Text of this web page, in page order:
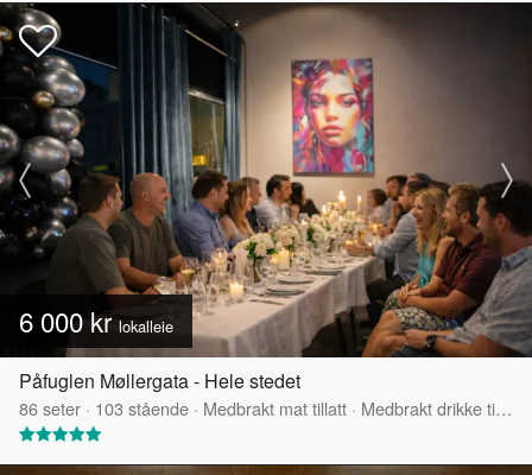
6 000 kr lokalleie
Påfuglen Møllergata - Hele stedet
86seter · 103 stående · Medbrakt mat tillatt · Medbrakt drikke tillatt